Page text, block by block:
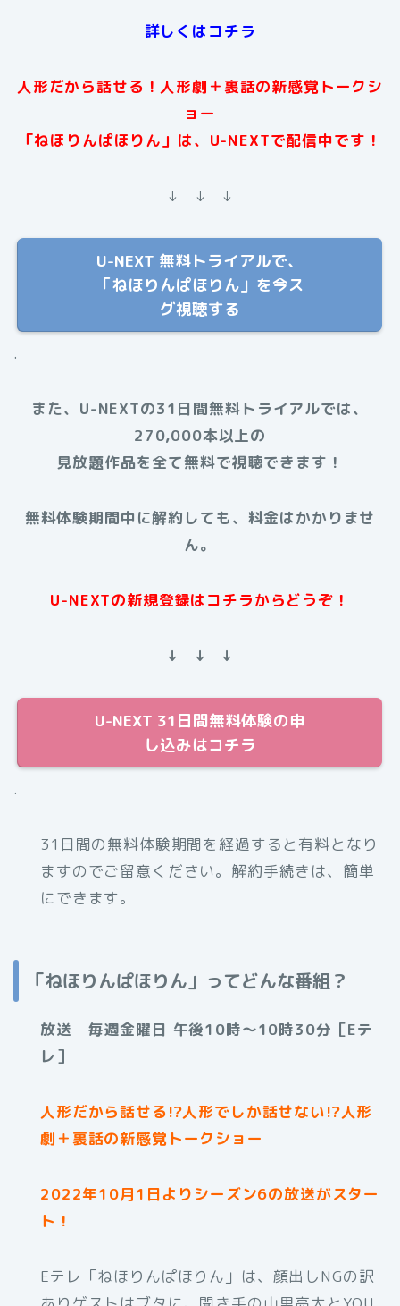
詳しくはコチラ
人形だから話せる！人形劇＋裏話の新感覚トークシ
ョー
「ねほりんぱほりん」は、U-NEXTで配信中です！
↓ ↓ ↓
U-NEXT 無料トライアルで、
「ねほりんぱほりん」を今ス
グ視聴する
.
また、U-NEXTの31日間無料トライアルでは、
270,000本以上の
見放題作品を全て無料で視聴できます！
無料体験期間中に解約しても、料金はかかりませ
ん。
U-NEXTの新規登録はコチラからどうぞ！
↓ ↓ ↓
U-NEXT 31日間無料体験の申
し込みはコチラ
.
31日間の無料体験期間を経過すると有料となり
ますのでご留意ください。解約手続きは、簡単
にできます。
「ねほりんぱほりん」ってどんな番組？
放送 毎週金曜日 午後10時～10時30分［Eテ
レ］
人形だから話せる!?人形でしか話せない!?人形
劇＋裏話の新感覚トークショー
2022年10月1日よりシーズン6の放送がスター
ト！
Eテレ「ねほりんぱほりん」は、顔出しNGの訳